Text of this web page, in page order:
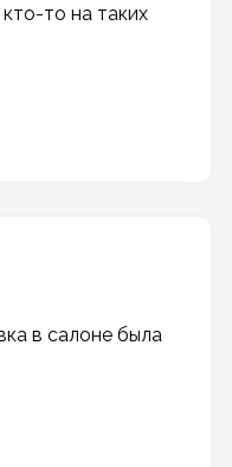
то на таких
в салоне была